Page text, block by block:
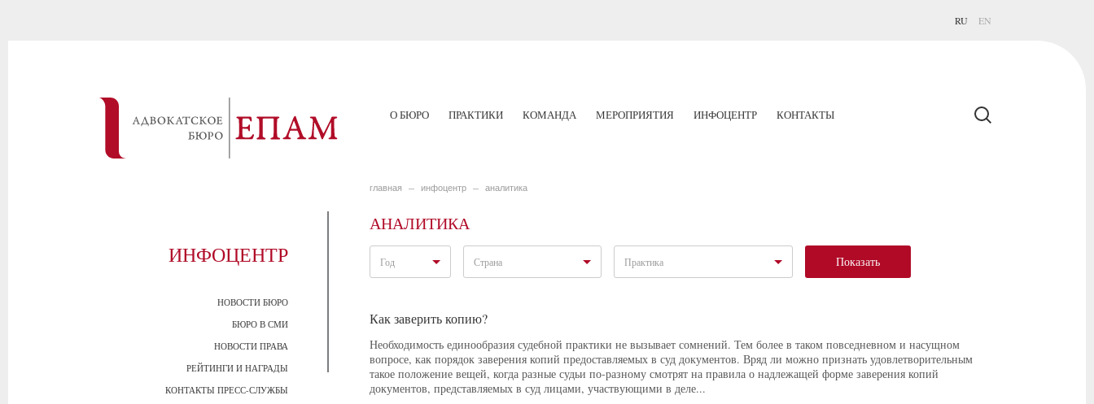
RU EN
О БЮРО ПРАКТИКИ КОМАНДА МЕРОПРИЯТИЯ ИНФОЦЕНТР КОНТАКТЫ
ИНФОЦЕНТР
НОВОСТИ БЮРО
БЮРО В СМИ
НОВОСТИ ПРАВА
РЕЙТИНГИ И НАГРАДЫ
КОНТАКТЫ ПРЕСС-СЛУЖБЫ
главная инфоцентр аналитика
АНАЛИТИКА
Год Страна Практика Показать
Как заверить копию?
Необходимость единообразия судебной практики не вызывает сомнений. Тем более в таком повседневном и насущном
вопросе, как порядок заверения копий предоставляемых в суд документов. Вряд ли можно признать удовлетворительным
такое положение вещей, когда разные судьи по-разному смотрят на правила о надлежащей форме заверения копий
документов, представляемых в суд лицами, участвующими в деле...